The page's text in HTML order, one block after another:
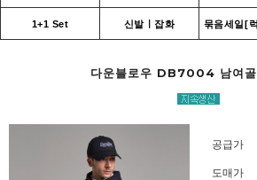
1+1 Set 신발ㅣ잡화 묶음세일[
다운블로우 DB7004 남여골
공급가
도매가